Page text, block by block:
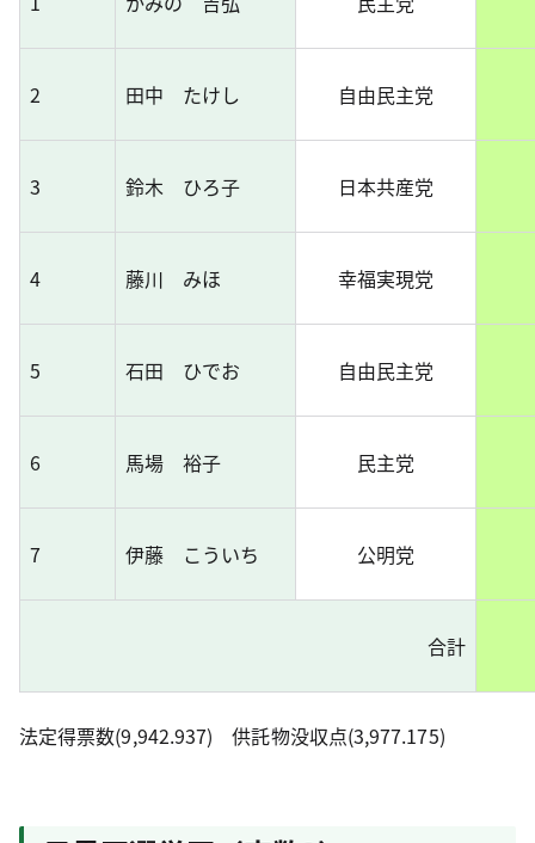
2 田中 たけし 自由民主党
3 鈴木 ひろ子 日本共産党
4 藤川 みほ 幸福実現党
5 石田 ひでお 自由民主党
6 馬場 裕子 民主党
7 伊藤 こういち 公明党
合計
法定得票数(9,942.937) 供託物没収点(3,977.175)